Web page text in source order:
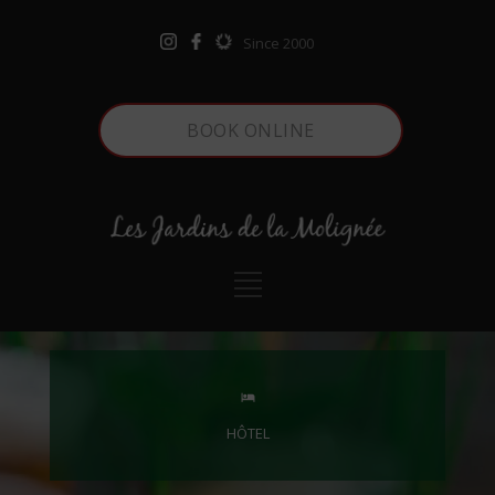
Since 2000
BOOK ONLINE
hotel